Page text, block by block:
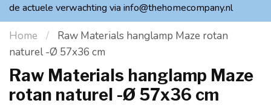
de actuele verwachting via info@thehomecompany.nl
Home /
Raw Materials hanglamp Maze rotan
naturel -Ø 57x36 cm
Raw Materials hanglamp Maze
rotan naturel -Ø 57x36 cm